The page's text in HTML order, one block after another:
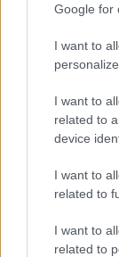
Google for
I want to
I want to
related to
device
I want to
related to
I want to
related to
Κόσμος|
Πώς δύο
Το
λόγω